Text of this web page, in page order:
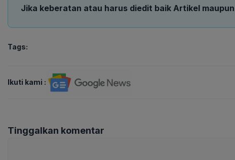
Jika keberatan atau harus diedit baik Artikel
Tags:
Ikuti kami :
Tinggalkan komentar